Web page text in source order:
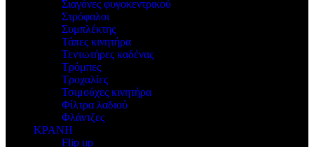
Σιαγόνες φυγοκεντρικού
Στρόφαλοι
Συμπλέκτης
Τάπες κινητήρα
Τεντωτήρες καδένας
Τρόμπες
Τροχαλίες
Τσιμούχες κινητήρα
Φίλτρα λαδιού
Φλάντζες
ΚΡΑΝΗ
Flip up